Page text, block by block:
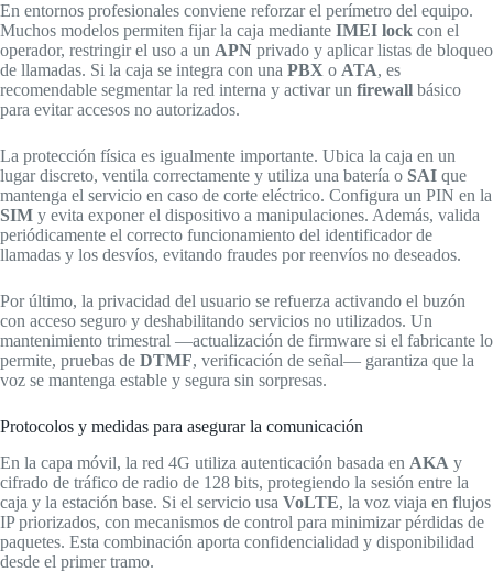
En entornos profesionales conviene reforzar el perímetro del equipo.
Muchos modelos permiten fijar la caja mediante IMEI lock con el
operador, restringir el uso a un APN privado y aplicar listas de bloqueo
de llamadas. Si la caja se integra con una PBX o ATA, es
recomendable segmentar la red interna y activar un firewall básico
para evitar accesos no autorizados.
La protección física es igualmente importante. Ubica la caja en un
lugar discreto, ventila correctamente y utiliza una batería o SAI que
mantenga el servicio en caso de corte eléctrico. Configura un PIN en la
SIM y evita exponer el dispositivo a manipulaciones. Además, valida
periódicamente el correcto funcionamiento del identificador de
llamadas y los desvíos, evitando fraudes por reenvíos no deseados.
Por último, la privacidad del usuario se refuerza activando el buzón
con acceso seguro y deshabilitando servicios no utilizados. Un
mantenimiento trimestral —actualización de firmware si el fabricante lo
permite, pruebas de DTMF, verificación de señal— garantiza que la
voz se mantenga estable y segura sin sorpresas.
Protocolos y medidas para asegurar la comunicación
En la capa móvil, la red 4G utiliza autenticación basada en AKA y
cifrado de tráfico de radio de 128 bits, protegiendo la sesión entre la
caja y la estación base. Si el servicio usa VoLTE, la voz viaja en flujos
IP priorizados, con mecanismos de control para minimizar pérdidas de
paquetes. Esta combinación aporta confidencialidad y disponibilidad
desde el primer tramo.